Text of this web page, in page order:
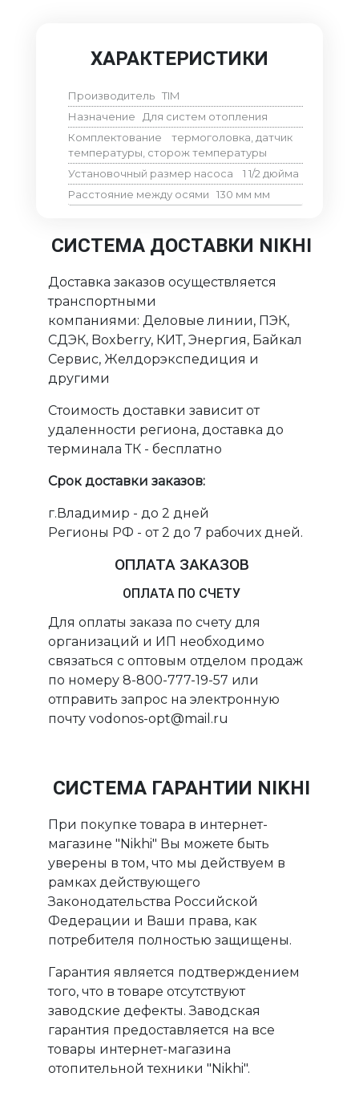
ХАРАКТЕРИСТИКИ
Производитель TIM
Назначение
Для систем отопления
Комплектование
термоголовка, датчик
температуры, сторож температуры
Установочный размер насоса
1 1/2 дюйма
Расстояние между осями
130 мм мм
СИСТЕМА ДОСТАВКИ NIKHI
Доставка заказов осуществляется
транспортными
компаниями: Деловые линии, ПЭК,
СДЭК, Boxberry, КИТ, Энергия, Байкал
Сервис, Желдорэкспедиция и
другими
Стоимость доставки зависит от
удаленности региона, доставка до
терминала ТК - бесплатно
Срок доставки заказов:
г.Владимир - до 2 дней
Регионы РФ - от 2 до 7 рабочих дней.
ОПЛАТА ЗАКАЗОВ
ОПЛАТА ПО СЧЕТУ
Для оплаты заказа по счету для
организаций и ИП необходимо
связаться с оптовым отделом продаж
по номеру 8-800-777-19-57 или
отправить запрос на электронную
почту vodonos-opt@mail.ru
СИСТЕМА ГАРАНТИИ NIKHI
При покупке товара в интернет-
магазине "Nikhi" Вы можете быть
уверены в том, что мы действуем в
рамках действующего
Законодательства Российской
Федерации и Ваши права, как
потребителя полностью защищены.
Гарантия является подтверждением
того, что в товаре отсутствуют
заводские дефекты. Заводская
гарантия предоставляется на все
товары интернет-магазина
отопительной техники "Nikhi".